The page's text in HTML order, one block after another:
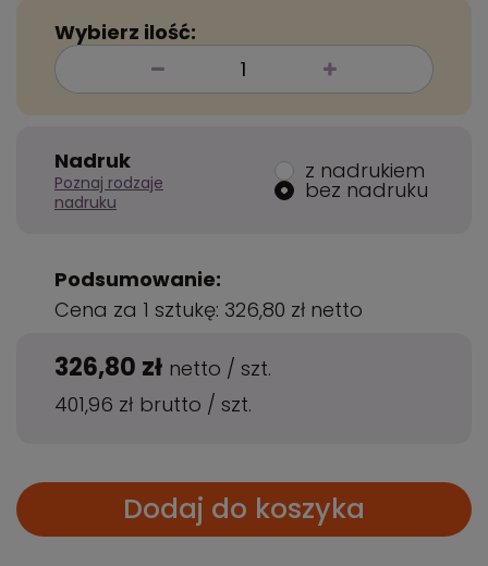
Wybierz ilość:
Nadruk
Poznaj rodzaje
nadruku
z nadrukiem
bez nadruku
Podsumowanie:
Cena za 1 sztukę: 326,80 zł netto
326,80 zł netto / szt.
401,96 zł brutto / szt.
Dodaj do koszyka